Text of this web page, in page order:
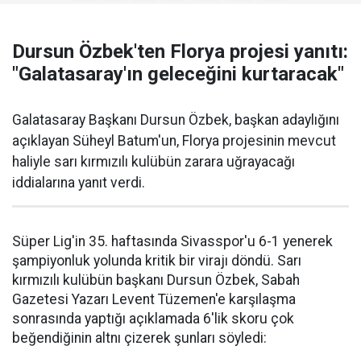
Dursun Özbek'ten Florya projesi yanıtı:
"Galatasaray'ın geleceğini kurtaracak"
Galatasaray Başkanı Dursun Özbek, başkan adaylığını
açıklayan Süheyl Batum'un, Florya projesinin mevcut
haliyle sarı kırmızılı kulübün zarara uğrayacağı
iddialarına yanıt verdi.
Süper Lig'in 35. haftasında Sivasspor'u 6-1 yenerek
şampiyonluk yolunda kritik bir virajı döndü. Sarı
kırmızılı kulübün başkanı Dursun Özbek, Sabah
Gazetesi Yazarı Levent Tüzemen'e karşılaşma
sonrasında yaptığı açıklamada 6'lik skoru çok
beğendiğinin altnı çizerek şunları söyledi: